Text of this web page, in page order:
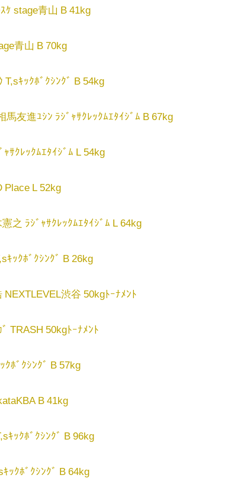
ｹ stage青山 B 41kg
青山 B 70kg
T,sｷｯｸﾎﾞｸｼﾝｸﾞ B 54kg
馬友進ﾕｼﾝ ﾗｼﾞｬｻｸﾚｯｸﾑｴﾀｲｼﾞﾑ B 67kg
ｻｸﾚｯｸﾑｴﾀｲｼﾞﾑ L 54kg
Place L 52kg
之 ﾗｼﾞｬｻｸﾚｯｸﾑｴﾀｲｼﾞﾑ L 64kg
ｷｯｸﾎﾞｸｼﾝｸﾞ B 26kg
渋谷 50kgﾄｰﾅﾒﾝﾄ
TRASH 50kgﾄｰﾅﾒﾝﾄ
ｸﾎﾞｸｼﾝｸﾞ B 57kg
B 41kg
ｷｯｸﾎﾞｸｼﾝｸﾞ B 96kg
ｯｸﾎﾞｸｼﾝｸﾞ B 64kg